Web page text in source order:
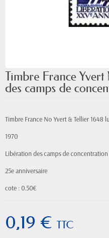
Timbre France
des camps de
Timbre France No Yvert & Tellier 1648
1970
Libération des camps de concentration
25e anniversaire
cote : 0.50€
0,19 € TTC